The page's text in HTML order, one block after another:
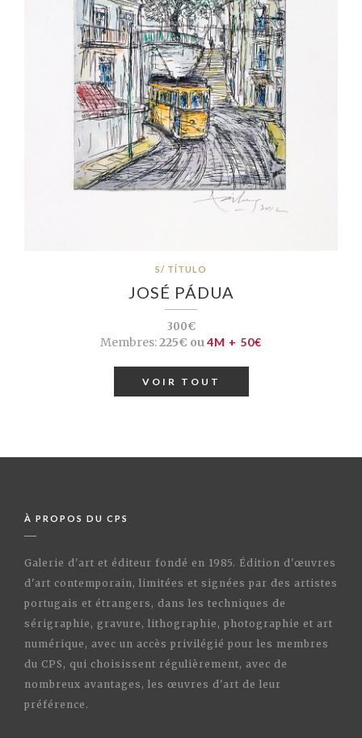
S/ TÍTULO
JOSÉ PÁDUA
300€
Membres:225€ ou4M + 50€
VOIR TOUT
À PROPOS DU CPS
Galerie d'art et éditeur fondé en 1985. Édition d'œuvres
d'art contemporain, limitées et signées par des artistes
portugais et étrangers, dans les techniques de
sérigraphie, gravure, lithographie, photographie et art
numérique, avec un accès privilégié pour les membres
du CPS, qui choisissent régulièrement, avec de
nombreux avantages, les œuvres d'art de leur
préférence.